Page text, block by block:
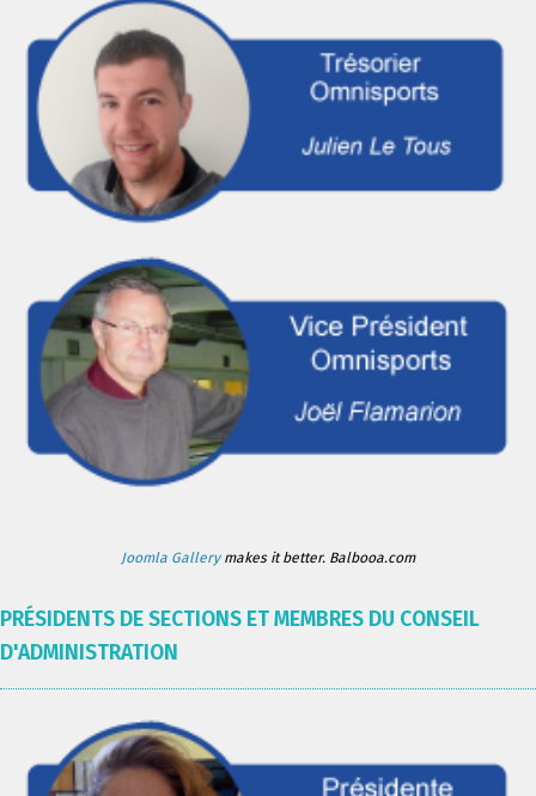
Joomla Gallerymakes it better. Balbooa.com
PRÉSIDENTS DE SECTIONS ET MEMBRES DU CONSEIL
D'ADMINISTRATION